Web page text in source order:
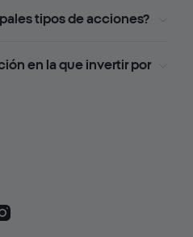
tipos de acciones?
en la que invertir por